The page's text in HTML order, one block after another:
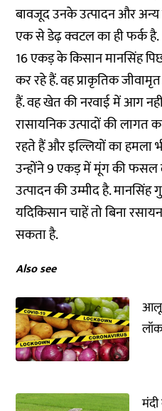
बावजूद उनके उत्पादन और
एक से डेढ़ क्वटल का ही फर्क है.
16 एकड़ के किसान मानसिंह
कर रहे हैं. वह प्राकृतिक
हैं. वह खेत की नरवाई में आग
रासायनिक उत्पादों की लागत
रहते हैं और इल्लियों का हमला
उन्होंने 9 एकड़ में मूंग की फसल
उत्पादन की उम्मीद है. मानसिंह
यदिकिसान चाहें तो बिना
सकता है.
Also see